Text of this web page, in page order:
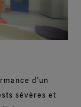
d’un
sévères et